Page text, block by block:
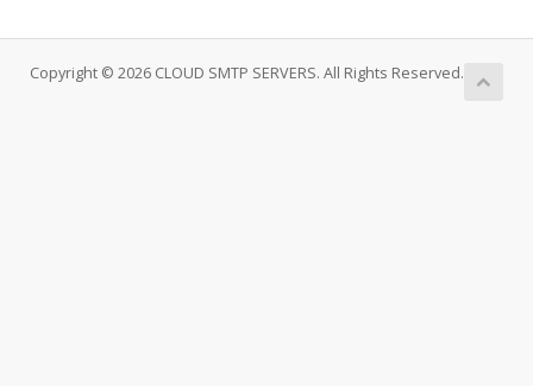
Copyright © 2026 CLOUD SMTP SERVERS. All Rights Reserved.